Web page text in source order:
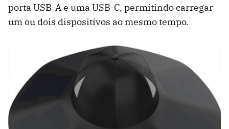
porta USB-A e uma USB-C, permitindo carregar
um ou dois dispositivos ao mesmo tempo.